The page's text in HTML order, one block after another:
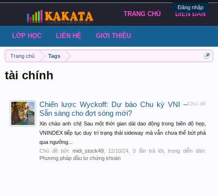
Đăng nhập
Trang chủ Tags
tài chính
Chủ đề
Chiến lược Wyckoff: Dự báo Chu kỳ VNI –
Sẵn sàng cho đợt sóng mới?
Xin chào anh chị! Sau một thời gian dài dao động trong biên độ hẹp,
VNINDEX tiếp tục duy trì trạng thái sideway mà vẫn chưa thể bứt phá
qua ngưỡng...
Chủ đề bởi:midi_stock49 12/10/24 , 0 lần trả lời, trong diễn đàn:
Phương pháp đầu tư chứng khoán
TRANG CHỦ DIỄN ĐÀN
LỚP HỌC LIÊN HỆ GIỚI THIỆU